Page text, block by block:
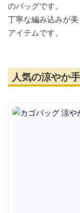
のバッグです。
丁寧な編み込みが
アイテムです。
人気の涼やか